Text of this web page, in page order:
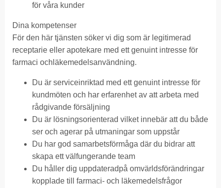
för våra kunder
Dina kompetenser
För den här tjänsten söker vi dig som är legitimerad
receptarie eller apotekare med ett genuint intresse för
farmaci ochläkemedelsanvändning.
Du är serviceinriktad med ett genuint intresse för
kundmöten och har erfarenhet av att arbeta med
rådgivande försäljning
Du är lösningsorienterad vilket innebär att du både
ser och agerar på utmaningar som uppstår
Du har god samarbetsförmåga där du bidrar att
skapa ett välfungerande team
Du håller dig uppdateradpå omvärldsförändringar
kopplade till farmaci- och läkemedelsfrågor